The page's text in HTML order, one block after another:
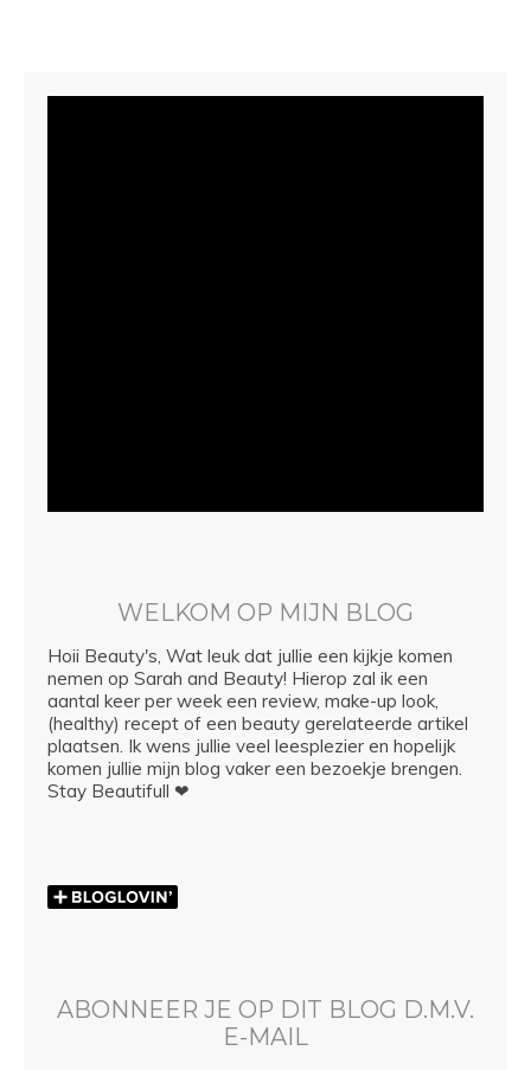
WELKOM OP MIJN BLOG
Hoii Beauty's, Wat leuk dat jullie een kijkje komen
nemen op Sarah and Beauty! Hierop zal ik een
aantal keer per week een review, make-up look,
(healthy) recept of een beauty gerelateerde artikel
plaatsen. Ik wens jullie veel leesplezier en hopelijk
komen jullie mijn blog vaker een bezoekje brengen.
Stay Beautifull ❤
ABONNEER JE OP DIT BLOG D.M.V.
E-MAIL